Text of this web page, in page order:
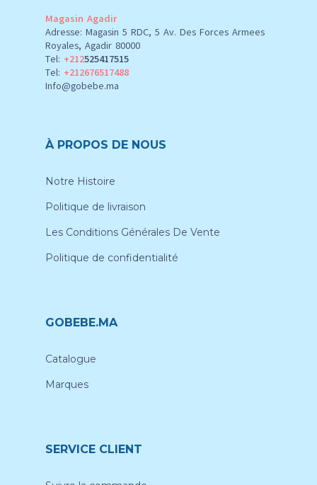
Magasin Agadir
Adresse: Magasin 5 RDC, 5 Av. Des Forces Armees
Royales, Agadir 80000
Tel: +212525417515
Tel: +212676517488
Info@gobebe.ma
À PROPOS DE NOUS
Notre Histoire
Politique de livraison
Les Conditions Générales De Vente
Politique de confidentialité
GOBEBE.MA
Catalogue
Marques
SERVICE CLIENT